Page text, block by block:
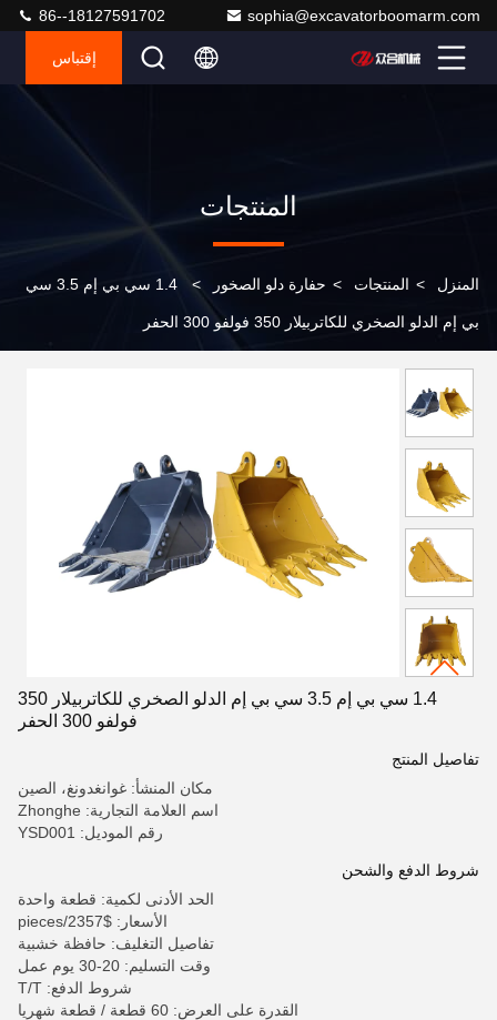
sophia@excavatorboomarm.com
86--18127591702
إقتباس
المنتجات
المنزل > المنتجات > حفارة دلو الصخور > 1.4 سي بي إم 3.5 سي
بي إم الدلو الصخري للكاتربيلار 350 فولفو 300 الحفر
1.4 سي بي إم 3.5 سي بي إم الدلو الصخري للكاتربيلار 350
فولفو 300 الحفر
تفاصيل المنتج
مكان المنشأ: غوانغدونغ، الصين
اسم العلامة التجارية: Zhonghe
رقم الموديل: YSD001
شروط الدفع والشحن
الحد الأدنى لكمية: قطعة واحدة
الأسعار: $2357/pieces
تفاصيل التغليف: حافظة خشبية
وقت التسليم: 20-30 يوم عمل
شروط الدفع: T/T
القدرة على العرض: 60 قطعة / قطعة شهريا